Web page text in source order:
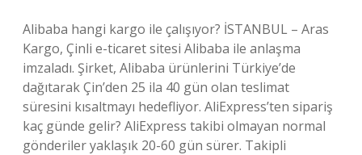
Alibaba hangi kargo ile çalışıyor? İSTANBUL – Aras
Kargo, Çinli e-ticaret sitesi Alibaba ile anlaşma
imzaladı. Şirket, Alibaba ürünlerini Türkiye’de
dağıtarak Çin’den 25 ila 40 gün olan teslimat
süresini kısaltmayı hedefliyor. AliExpress’ten sipariş
kaç günde gelir? AliExpress takibi olmayan normal
gönderiler yaklaşık 20-60 gün sürer. Takipli